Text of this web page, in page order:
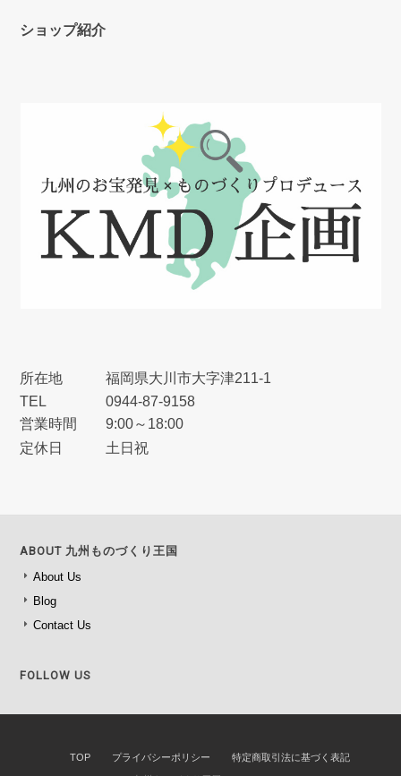
ショップ紹介
所在地
福岡県大川市大字津211‐1
TEL
0944‐87‐9158
営業時間
9:00～18:00
定休日
土日祝
ABOUT 九州ものづくり王国
About Us
Blog
Contact Us
FOLLOW US
TOP プライバシーポリシー 特定商取引法に基づく表記